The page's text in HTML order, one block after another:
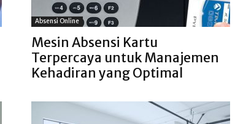
Absensi Online
Mesin Absensi Kartu
Terpercaya untuk Manajemen
Kehadiran yang Optimal